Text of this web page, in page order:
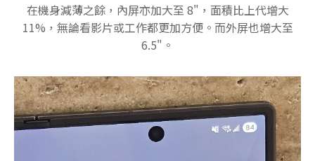
在機身減薄之餘，內屏亦加大至 8"，面積比上代增大
11%，無論看影片或工作都更加方便。而外屏也增大至
6.5"。